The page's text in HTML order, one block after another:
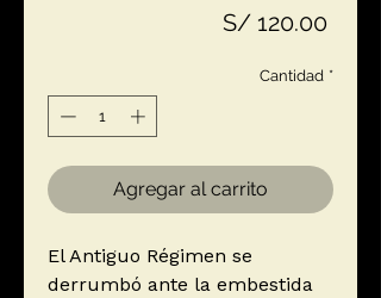
S/ 120.00Precio
Cantidad *
Agregar al carrito
El Antiguo Régimen se
derrumbó ante la embestida